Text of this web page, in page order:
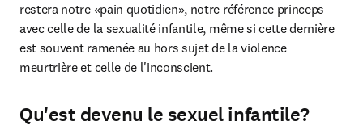
restera notre «pain quotidien», notre référence princeps
avec celle de la sexualité infantile, même si cette dernière
est souvent ramenée au hors sujet de la violence
meurtrière et celle de l'inconscient.
Qu'est devenu le sexuel infantile?